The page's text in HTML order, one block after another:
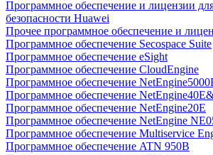
Программное обеспечение и лицензии
безопасности Huawei
Прочее программное обеспечение и
Программное обеспечение Secospace Suite
Программное обеспечение eSight
Программное обеспечение CloudEngine
Программное обеспечение
Программное обеспечение
Программное обеспечение NetEngine20E
Программное обеспечение NetEngine
Программное обеспечение Multiservice
Программное обеспечение ATN 950B